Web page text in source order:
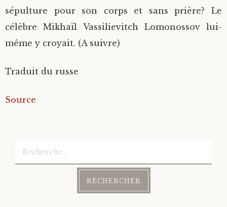
sépulture pour son corps et sans prière? Le
célèbre Mikhaïl Vassilievitch Lomonossov lui-
même y croyait. (A suivre)
Traduit du russe
Source